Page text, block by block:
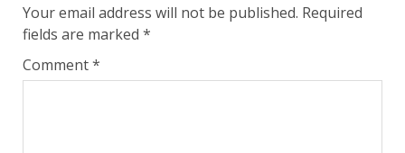
Your email address will not be published. Required
fields are marked *
Comment*